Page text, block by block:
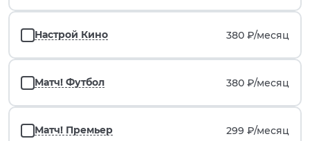
Настрой Кино 380 ₽/месяц
Матч! Футбол 380 ₽/месяц
Матч! Премьер 299 ₽/месяц